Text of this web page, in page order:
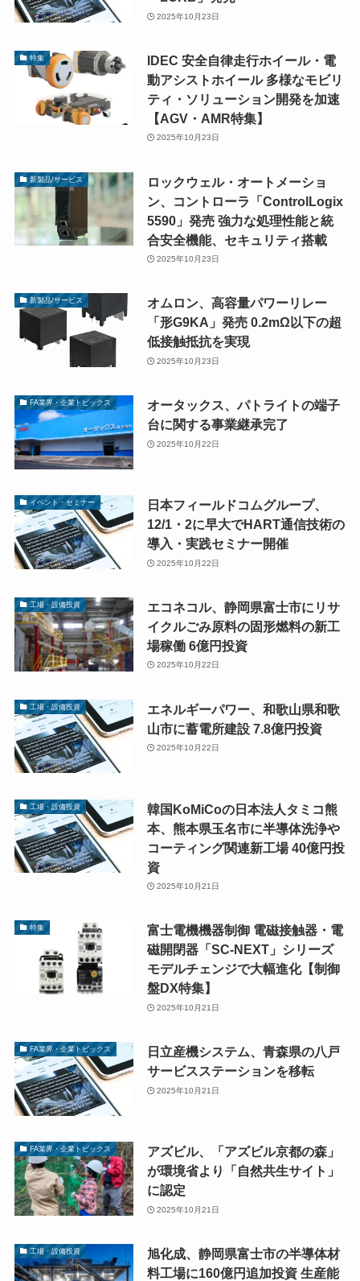
2025年10月23日
特集
IDEC 安全自律走行ホイール・電
動アシストホイール 多様なモビリ
ティ・ソリューション開発を加速
【AGV・AMR特集】
2025年10月23日
新製品/サービス
ロックウェル・オートメーショ
ン、コントローラ「ControlLogix
5590」発売 強力な処理性能と統
合安全機能、セキュリティ搭載
2025年10月23日
新製品/サービス
オムロン、高容量パワーリレー
「形G9KA」発売 0.2mΩ以下の超
低接触抵抗を実現
2025年10月23日
FA業界・企業トピックス
オータックス、パトライトの端子
台に関する事業継承完了
2025年10月22日
イベント・セミナー
日本フィールドコムグループ、
12/1・2に早大でHART通信技術の
導入・実践セミナー開催
2025年10月22日
工場・設備投資
エコネコル、静岡県富士市にリサ
イクルごみ原料の固形燃料の新工
場稼働 6億円投資
2025年10月22日
工場・設備投資
エネルギーパワー、和歌山県和歌
山市に蓄電所建設 7.8億円投資
2025年10月22日
工場・設備投資
韓国KoMiCoの日本法人タミコ熊
本、熊本県玉名市に半導体洗浄や
コーティング関連新工場 40億円投
資
2025年10月21日
特集
富士電機機器制御 電磁接触器・電
磁開閉器「SC-NEXT」シリーズ
モデルチェンジで大幅進化【制御
盤DX特集】
2025年10月21日
FA業界・企業トピックス
日立産機システム、青森県の八戸
サービスステーションを移転
2025年10月21日
FA業界・企業トピックス
アズビル、「アズビル京都の森」
が環境省より「自然共生サイト」
に認定
2025年10月21日
工場・設備投資
旭化成、静岡県富士市の半導体材
料工場に160億円追加投資 生産能